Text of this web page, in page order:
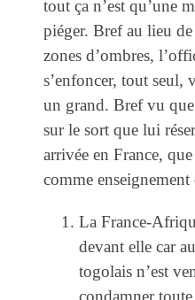
tout ça n’est qu’une
piéger. Bref au lieu
zones d’ombres,
s’enfoncer, tout seul,
un grand. Bref vu
sur le sort que lui
arrivée en France,
comme enseignement
La France-
devant elle car
togolais n’est
condamner toute